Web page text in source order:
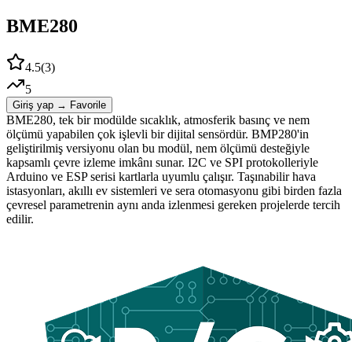
BME280
4.5(3)
5
Giriş yap → Favorile
BME280, tek bir modülde sıcaklık, atmosferik basınç ve nem
ölçümü yapabilen çok işlevli bir dijital sensördür. BMP280'in
geliştirilmiş versiyonu olan bu modül, nem ölçümü desteğiyle
kapsamlı çevre izleme imkânı sunar. I2C ve SPI protokolleriyle
Arduino ve ESP serisi kartlarla uyumlu çalışır. Taşınabilir hava
istasyonları, akıllı ev sistemleri ve sera otomasyonu gibi birden fazla
çevresel parametrenin aynı anda izlenmesi gereken projelerde tercih
edilir.